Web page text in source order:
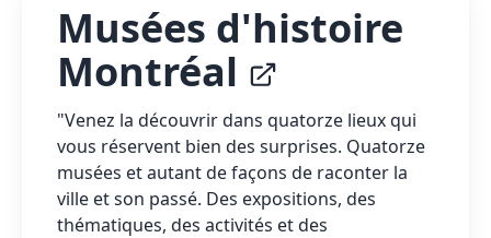
Musées d'histoire
Montréal
"Venez la découvrir dans quatorze lieux qui
vous réservent bien des surprises. Quatorze
musées et autant de façons de raconter la
ville et son passé. Des expositions, des
thématiques, des activités et des